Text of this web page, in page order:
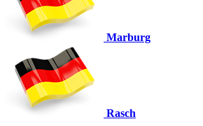
Marburg
Rasch